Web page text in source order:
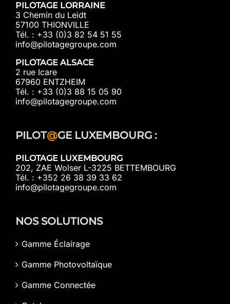
PILOTAGE LORRAINE
3 Chemin du Leidt
57100 THIONVILLE
Tél. : +33 (0)3 82 54 51 55
info@pilotagegroupe.com
PILOTAGE ALSACE
2 rue Icare
67960 ENTZHEIM
Tél. : +33 (0)3 88 15 05 90
info@pilotagegroupe.com
PILOT@GE LUXEMBOURG :
PILOTAGE LUXEMBOURG
202, ZAE Wolser L-3225 BETTEMBOURG
Tél. : +352 26 38 39 33 62
info@pilotagegroupe.com
NOS SOLUTIONS
Gamme Éclairage
Gamme Photovoltaïque
Gamme Connectée